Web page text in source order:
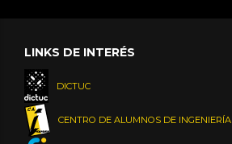
LINKS DE INTERÉS
DICTUC
CENTRO DE ALUMNOS DE INGENIERÍA